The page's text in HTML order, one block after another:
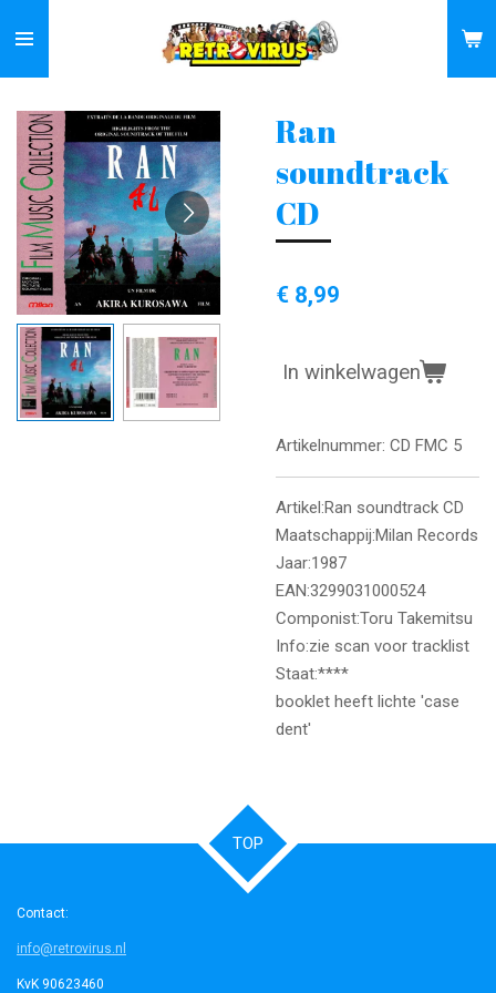
direct
naar
de
hoofdinhoud
Ran
soundtrack
CD
€ 8,99
In winkelwagen
Artikelnummer: CD FMC 5
Artikel:Ran soundtrack CD
Maatschappij:Milan Records
Jaar:1987
EAN:3299031000524
Componist:Toru Takemitsu
Info:zie scan voor tracklist
Staat:****
booklet heeft lichte 'case
dent'
TOP
Contact:
info@retrovirus.nl
KvK 90623460